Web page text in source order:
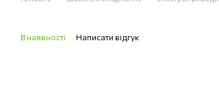
В наявності Написати відгук